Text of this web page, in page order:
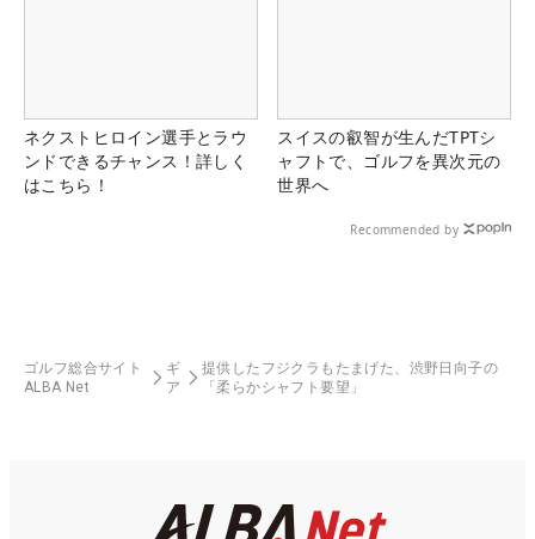
ネクストヒロイン選手とラウ
ンドできるチャンス！詳しく
はこちら！
スイスの叡智が生んだTPTシ
ャフトで、ゴルフを異次元の
世界へ
Recommended by
ゴルフ総合サイト
ALBA Net
ギ
ア
提供したフジクラもたまげた、渋野日向子の
「柔らかシャフト要望」